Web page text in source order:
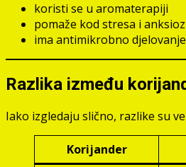
koristi se u aromaterapiji
pomaže kod stresa i
ima antimikrobno djelovanje
Razlika između
Iako izgledaju slično, razlike su
Korijander